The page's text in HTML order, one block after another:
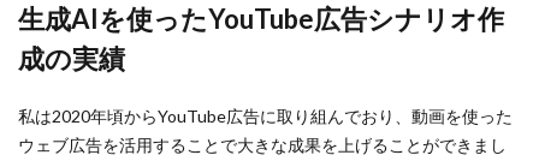
生成AIを使ったYouTube広告シナリオ作
成の実績
私は2020年頃からYouTube広告に取り組んでおり、動画を使った
ウェブ広告を活用することで大きな成果を上げることができまし